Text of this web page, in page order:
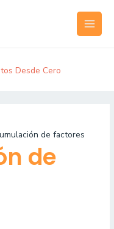
Desde Cero
de factores
de